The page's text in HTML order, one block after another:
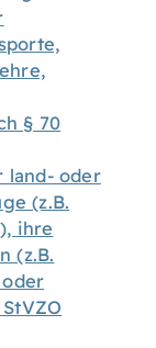
§ 70
land- oder
(z.B.
ihre
(z.B.